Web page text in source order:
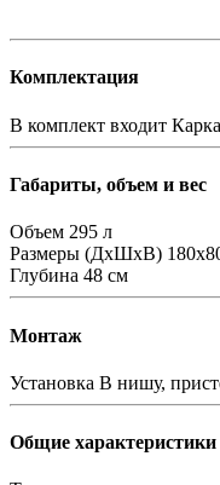
Комплектация
В комплект входит
Габариты, объем и вес
Объем 295 л
Размеры (ДхШхВ)
Глубина 48 см
Монтаж
Установка В нишу,
Общие характеристики